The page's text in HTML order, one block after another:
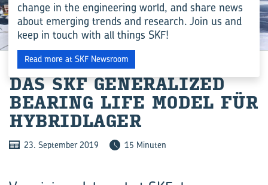
INGENIEURSWISSEN
DAS SKF GE­NE­RA­LI­ZED
BEA­RING LIFE MODEL FÜR
HY­BRID­LA­GER
23. September 2019 15 Minuten
change in the engineering world, and share news
about emerging trends and research. Join us and
keep in touch with all things SKF!
Read more at SKF Newsroom